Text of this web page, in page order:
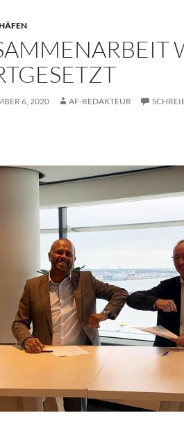
6, 2020 AF-REDAKTEUR